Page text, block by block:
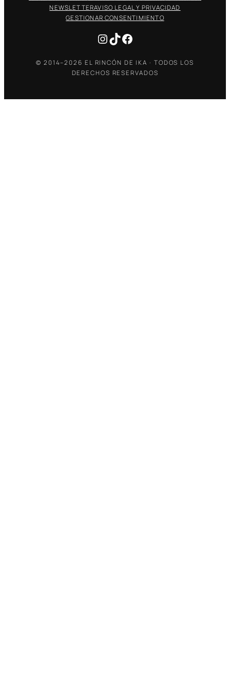
NEWSLETTERAVISO LEGAL Y PRIVACIDAD
GESTIONAR CONSENTIMIENTO
Instagram
TikTokFacebook
© 2014–2026 EL RINCÓN DE IKA · TODOS LOS
DERECHOS RESERVADOS